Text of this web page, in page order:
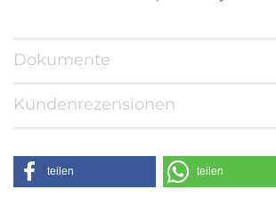
Dokumente
Kundenrezensionen
teilen teilen